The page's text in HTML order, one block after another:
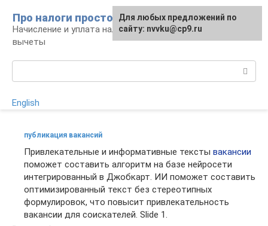
контенту
Про налоги просто
Начисление и уплата налогов, налоговые
вычеты
English
публикация вакансий
Привлекательные и информативные тексты вакансии
поможет составить алгоритм на базе нейросети
интегрированный в Джобкарт. ИИ поможет составить
оптимизированный текст без стереотипных
формулировок, что повысит привлекательность
вакансии для соискателей. Slide 1.
Для любых предложений по
сайту: nvvku@cp9.ru